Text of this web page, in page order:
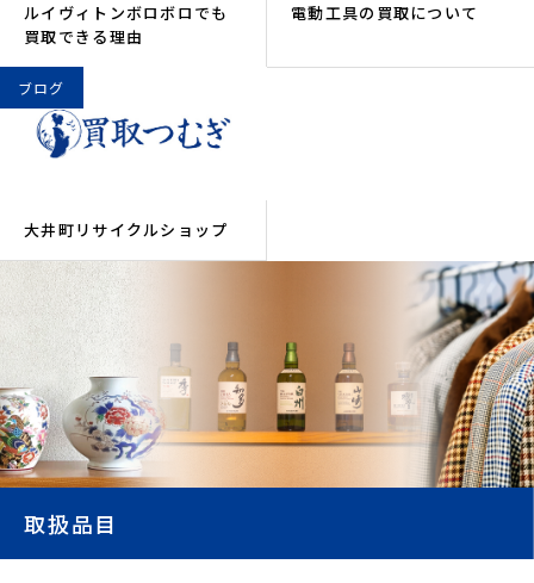
ルイヴィトンボロボロでも
買取できる理由
電動工具の買取について
ブログ
大井町リサイクルショップ
取扱品目